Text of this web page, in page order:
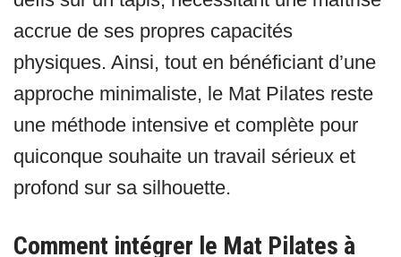
accrue de ses propres capacités
physiques. Ainsi, tout en bénéficiant d’une
approche minimaliste, le Mat Pilates reste
une méthode intensive et complète pour
quiconque souhaite un travail sérieux et
profond sur sa silhouette.
Comment intégrer le Mat Pilates à